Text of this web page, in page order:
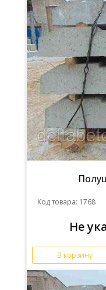
Код товара: 1768
Не
В корзину